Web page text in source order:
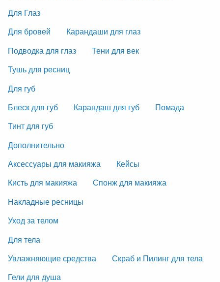
Для Глаз
Для бровей
Карандаши для глаз
Подводка для глаз
Тени для век
Тушь для ресниц
Для губ
Блеск для губ
Карандаш для губ
Помада
Тинт для губ
Дополнительно
Аксессуары для макияжа
Кейсы
Кисть для макияжа
Спонж для макияжа
Накладные ресницы
Уход за телом
Для тела
Увлажняющие средства
Скраб и Пилинг для тела
Гели для душа